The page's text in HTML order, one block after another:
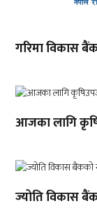
गरिमा विकास
आजका लागि
ज्योति विकास